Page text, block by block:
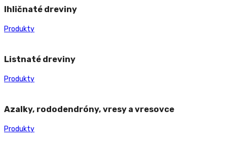
Ihličnaté dreviny
Produkty
Listnaté dreviny
Produkty
Azalky, rododendróny, vresy a vresovce
Produkty